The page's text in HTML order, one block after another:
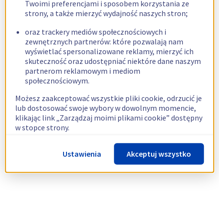
Twoimi preferencjami i sposobem korzystania ze
strony, a także mierzyć wydajność naszych stron;
oraz trackery mediów społecznościowych i
zewnętrznych partnerów: które pozwalają nam
wyświetlać spersonalizowane reklamy, mierzyć ich
skuteczność oraz udostępniać niektóre dane naszym
partnerom reklamowym i mediom
społecznościowym.
Możesz zaakceptować wszystkie pliki cookie, odrzucić je
lub dostosować swoje wybory w dowolnym momencie,
klikając link „Zarządzaj moimi plikami cookie” dostępny
w stopce strony.
Więcej informacji znajdziesz w naszejpolityce
dotyczącej wykorzystywania plików cookie.
Ustawienia Akceptuj wszystko